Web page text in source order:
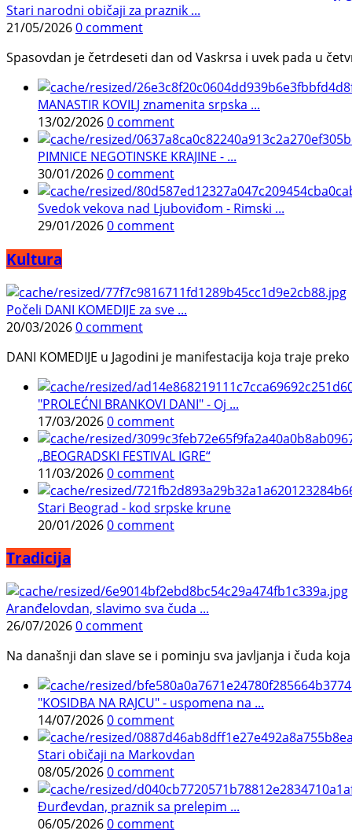
Stari narodni običaji za praznik ...
21/05/20260 comment
Spasovdan je četrdeseti dan od Vaskrsa i uvek pada u
MANASTIR KOVILJ znamenita srpska ...
13/02/20260 comment
PIMNICE NEGOTINSKE KRAJINE - ...
30/01/20260 comment
Svedok vekova nad Ljuboviđom - Rimski ...
29/01/20260 comment
Kultura
Počeli DANI KOMEDIJE za sve ...
20/03/20260 comment
DANI KOMEDIJE u Jagodini je manifestacija koja traje
"PROLEĆNI BRANKOVI DANI" - Oj ...
17/03/20260 comment
„BEOGRADSKI FESTIVAL IGRE“
11/03/20260 comment
Stari Beograd - kod srpske krune
20/01/20260 comment
Tradicija
Aranđelovdan, slavimo sva čuda ...
26/07/20260 comment
Na današnji dan slave se i pominju sva javljanja i čuda
"KOSIDBA NA RAJCU" - uspomena na ...
14/07/20260 comment
Stari običaji na Markovdan
08/05/20260 comment
Đurđevdan, praznik sa prelepim ...
06/05/20260 comment